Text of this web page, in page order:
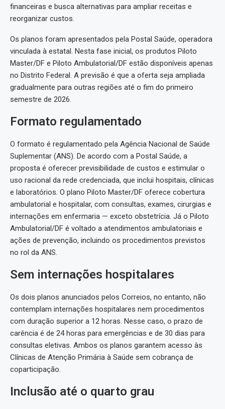
financeiras e busca alternativas para ampliar receitas e
reorganizar custos.
Os planos foram apresentados pela Postal Saúde, operadora
vinculada à estatal. Nesta fase inicial, os produtos Piloto
Master/DF e Piloto Ambulatorial/DF estão disponíveis apenas
no Distrito Federal. A previsão é que a oferta seja ampliada
gradualmente para outras regiões até o fim do primeiro
semestre de 2026.
Formato regulamentado
O formato é regulamentado pela Agência Nacional de Saúde
Suplementar (ANS). De acordo com a Postal Saúde, a
proposta é oferecer previsibilidade de custos e estimular o
uso racional da rede credenciada, que inclui hospitais, clínicas
e laboratórios. O plano Piloto Master/DF oferece cobertura
ambulatorial e hospitalar, com consultas, exames, cirurgias e
internações em enfermaria — exceto obstetrícia. Já o Piloto
Ambulatorial/DF é voltado a atendimentos ambulatoriais e
ações de prevenção, incluindo os procedimentos previstos
no rol da ANS.
Sem internações hospitalares
Os dois planos anunciados pelos Correios, no entanto, não
contemplam internações hospitalares nem procedimentos
com duração superior a 12 horas. Nesse caso, o prazo de
carência é de 24 horas para emergências e de 30 dias para
consultas eletivas. Ambos os planos garantem acesso às
Clínicas de Atenção Primária à Saúde sem cobrança de
coparticipação.
Inclusão até o quarto grau